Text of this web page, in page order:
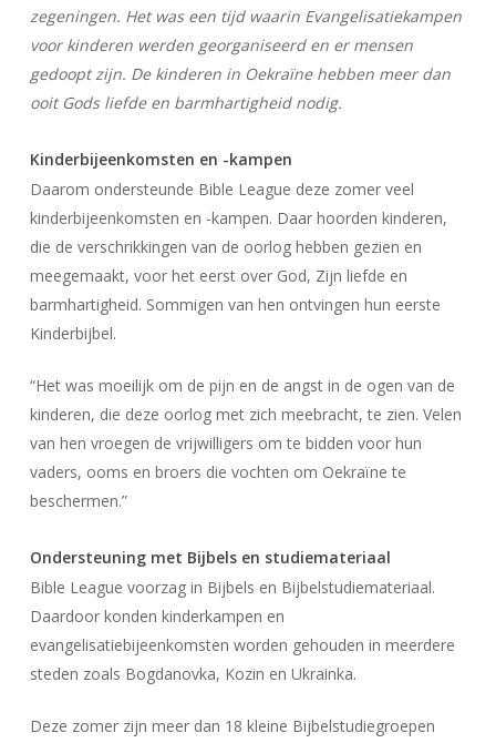
zegeningen. Het was een tijd waarin Evangelisatiekampen
voor kinderen werden georganiseerd en er mensen
gedoopt zijn. De kinderen in Oekraïne hebben meer dan
ooit Gods liefde en barmhartigheid nodig.
Kinderbijeenkomsten en -kampen
Daarom ondersteunde Bible League deze zomer veel
kinderbijeenkomsten en -kampen. Daar hoorden kinderen,
die de verschrikkingen van de oorlog hebben gezien en
meegemaakt, voor het eerst over God, Zijn liefde en
barmhartigheid. Sommigen van hen ontvingen hun eerste
Kinderbijbel.
“Het was moeilijk om de pijn en de angst in de ogen van de
kinderen, die deze oorlog met zich meebracht, te zien. Velen
van hen vroegen de vrijwilligers om te bidden voor hun
vaders, ooms en broers die vochten om Oekraïne te
beschermen.”
Ondersteuning met Bijbels en studiemateriaal
Bible League voorzag in Bijbels en Bijbelstudiemateriaal.
Daardoor konden kinderkampen en
evangelisatiebijeenkomsten worden gehouden in meerdere
steden zoals Bogdanovka, Kozin en Ukrainka.
Deze zomer zijn meer dan 18 kleine Bijbelstudiegroepen